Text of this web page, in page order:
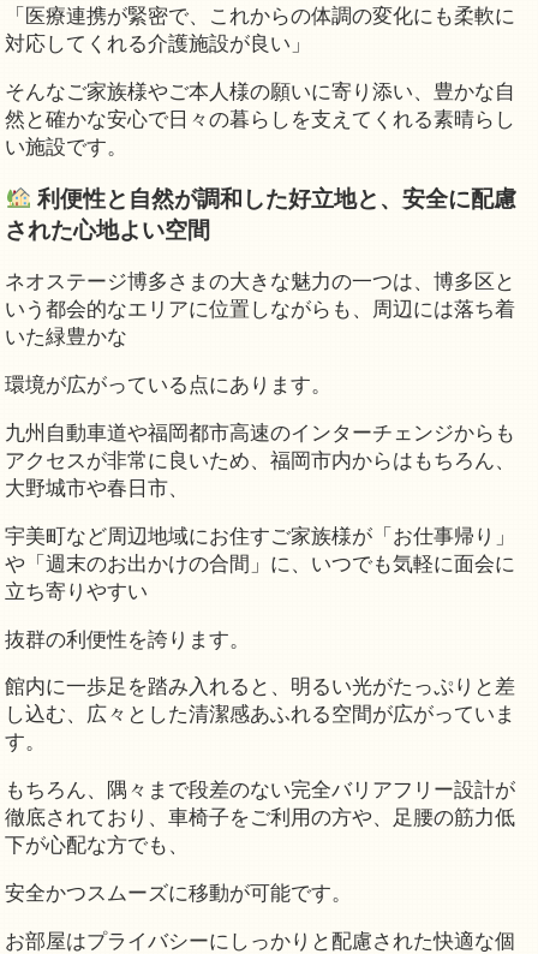
「医療連携が緊密で、これからの体調の変化にも柔軟に
対応してくれる介護施設が良い」
そんなご家族様やご本人様の願いに寄り添い、豊かな自
然と確かな安心で日々の暮らしを支えてくれる素晴らし
い施設です。
利便性と自然が調和した好立地と、安全に配慮
された心地よい空間
ネオステージ博多さまの大きな魅力の一つは、博多区と
いう都会的なエリアに位置しながらも、周辺には落ち着
いた緑豊かな
環境が広がっている点にあります。
九州自動車道や福岡都市高速のインターチェンジからも
アクセスが非常に良いため、福岡市内からはもちろん、
大野城市や春日市、
宇美町など周辺地域にお住すご家族様が「お仕事帰り」
や「週末のお出かけの合間」に、いつでも気軽に面会に
立ち寄りやすい
抜群の利便性を誇ります。
館内に一歩足を踏み入れると、明るい光がたっぷりと差
し込む、広々とした清潔感あふれる空間が広がっていま
す。
もちろん、隅々まで段差のない完全バリアフリー設計が
徹底されており、車椅子をご利用の方や、足腰の筋力低
下が心配な方でも、
安全かつスムーズに移動が可能です。
お部屋はプライバシーにしっかりと配慮された快適な個